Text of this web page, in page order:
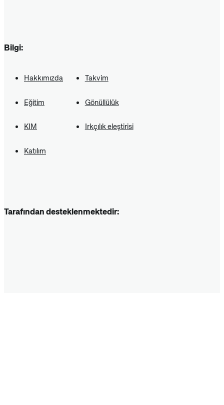
Bilgi:
Hakkımızda Takvim
Eğitim Gönüllülük
KIM Irkçılık eleştirisi
Katılım
Tarafından desteklenmektedir: